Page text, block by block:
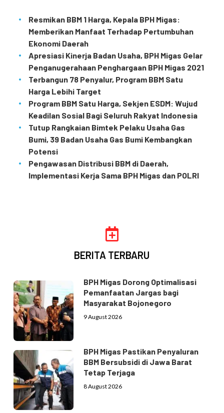
Resmikan BBM 1 Harga, Kepala BPH Migas:
Memberikan Manfaat Terhadap Pertumbuhan
Ekonomi Daerah
Apresiasi Kinerja Badan Usaha, BPH Migas Gelar
Penganugerahaan Penghargaan BPH Migas 2021
Terbangun 78 Penyalur, Program BBM Satu
Harga Lebihi Target
Program BBM Satu Harga, Sekjen ESDM: Wujud
Keadilan Sosial Bagi Seluruh Rakyat Indonesia
Tutup Rangkaian Bimtek Pelaku Usaha Gas
Bumi, 39 Badan Usaha Gas Bumi Kembangkan
Potensi
Pengawasan Distribusi BBM di Daerah,
Implementasi Kerja Sama BPH Migas dan POLRI
BERITA TERBARU
BPH Migas Dorong Optimalisasi
Pemanfaatan Jargas bagi
Masyarakat Bojonegoro
9 August 2026
BPH Migas Pastikan Penyaluran
BBM Bersubsidi di Jawa Barat
Tetap Terjaga
8 August 2026